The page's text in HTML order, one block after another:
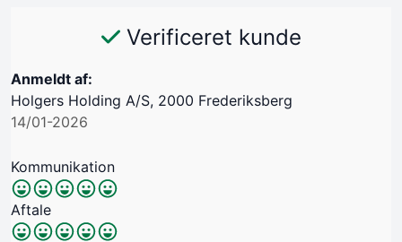
Verificeret kunde
Anmeldt af:
Holgers Holding A/S, 2000 Frederiksberg
14/01-2026
Kommunikation
Aftale